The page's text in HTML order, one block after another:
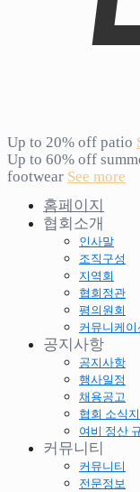
Up to 20% off patio
Up to 60% off
footwear See more
홈페이지
협회소개
인사말
조직구성
지역회
협회정관
평의원회
커뮤니케이
공지사항
공지사항
행사일정
채용공고
협회 소식지
여비 정산
커뮤니티
커뮤니티
전문정보